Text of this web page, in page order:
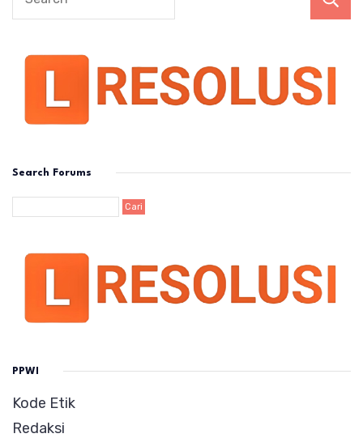
Search Forums
PPWI
Kode Etik
Redaksi